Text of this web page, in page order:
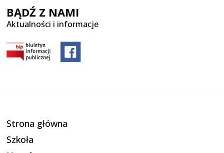
BĄDŹ Z NAMI
Aktualności i informacje
Strona główna
Szkoła